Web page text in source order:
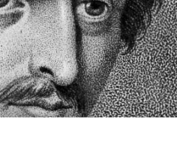
di
ricerca”
(12
maggio,
h.
11)